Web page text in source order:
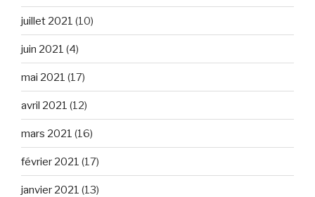
juillet 2021 (10)
juin 2021 (4)
mai 2021 (17)
avril 2021 (12)
mars 2021 (16)
février 2021 (17)
janvier 2021 (13)